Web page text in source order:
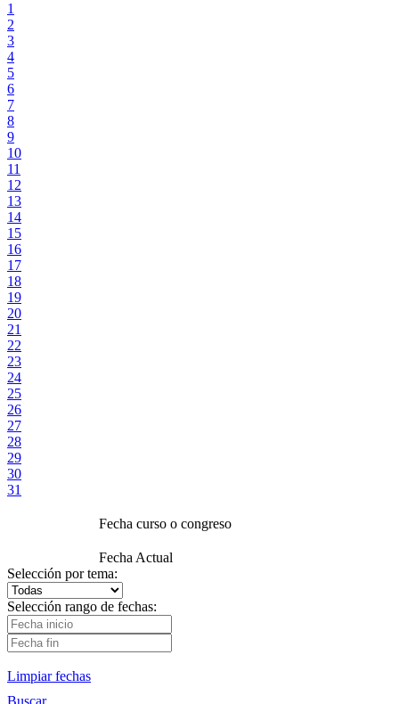
1
2
3
4
5
6
7
8
9
10
11
12
13
14
15
16
17
18
19
20
21
22
23
24
25
26
27
28
29
30
31
Fecha curso o congreso
Fecha Actual
Selección por tema:
Selección rango de fechas:
Limpiar fechas